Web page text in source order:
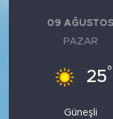
09 AĞUSTOS
PAZAR
25°
Güneşli
MEDYA
FOTO
VİDEOLAR